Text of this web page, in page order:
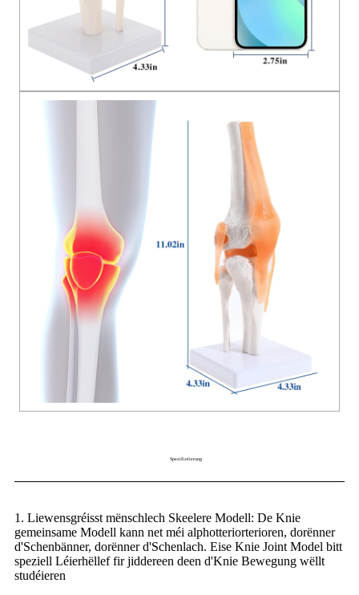
Spezifizéierung
1. Liewensgréisst mënschlech Skeelere Modell: De Knie
gemeinsame Modell kann net méi alphotteriorterioren, dorënner
d'Schenbänner, dorënner d'Schenlach. Eise Knie Joint Model bitt
speziell Léierhëllef fir jiddereen deen d'Knie Bewegung wëllt
studéieren